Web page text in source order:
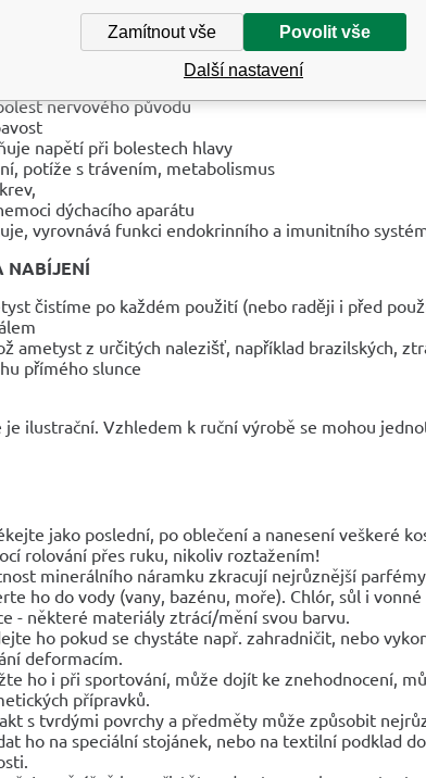
se se zvýšením aktivity pravé části mozku,
nervového původu
napětí při bolestech hlavy
potíže s trávením, metabolismus
dýchacího aparátu
vyrovnává funkci endokrinního a imunitního
NABÍJENÍ
čistíme po každém použití (nebo raději i před
ametyst z určitých nalezišť, například brazilských,
přímého slunce
ilustrační. Vzhledem k ruční výrobě se mohou
jako poslední, po oblečení a nanesení veškeré
rolování přes ruku, nikoliv roztažením!
minerálního náramku zkracují nejrůznější
ho do vody (vany, bazénu, moře). Chlór, sůl i
- některé materiály ztrácí/mění svou barvu.
ho pokud se chystáte např. zahradničit, nebo
deformacím.
ho i při sportování, může dojít ke znehodnocení,
přípravků.
s tvrdými povrchy a předměty může způsobit
ho na speciální stojánek, nebo na textilní podklad
Zamítnout vše Povolit vše
Další nastavení